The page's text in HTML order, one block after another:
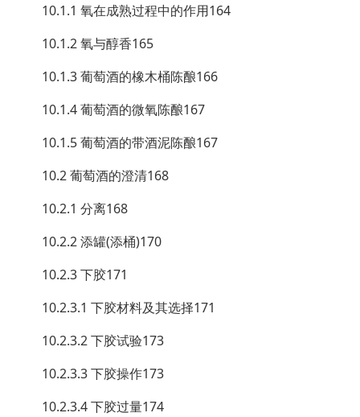
10.1.1 氧在成熟过程中的作用164
10.1.2 氧与醇香165
10.1.3 葡萄酒的橡木桶陈酿166
10.1.4 葡萄酒的微氧陈酿167
10.1.5 葡萄酒的带酒泥陈酿167
10.2 葡萄酒的澄清168
10.2.1 分离168
10.2.2 添罐(添桶)170
10.2.3 下胶171
10.2.3.1 下胶材料及其选择171
10.2.3.2 下胶试验173
10.2.3.3 下胶操作173
10.2.3.4 下胶过量174